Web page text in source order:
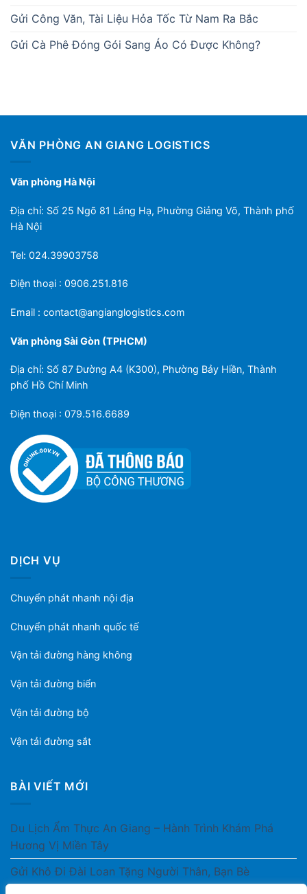
Gửi Công Văn, Tài Liệu Hỏa Tốc Từ Nam Ra Bắc
Gửi Cà Phê Đóng Gói Sang Áo Có Được Không?
VĂN PHÒNG AN GIANG LOGISTICS
Văn phòng Hà Nội
Địa chỉ: Số 25 Ngõ 81 Láng Hạ, Phường Giảng Võ, Thành phố
Hà Nội
Tel: 024.39903758
Điện thoại : 0906.251.816
Email : contact@angianglogistics.com
Văn phòng Sài Gòn (TPHCM)
Địa chỉ: Số 87 Đường A4 (K300), Phường Bảy Hiền, Thành
phố Hồ Chí Minh
Điện thoại : 079.516.6689
DỊCH VỤ
Chuyển phát nhanh nội địa
Chuyển phát nhanh quốc tế
Vận tải đường hàng không
Vận tải đường biển
Vận tải đường bộ
Vận tải đường sắt
BÀI VIẾT MỚI
Du Lịch Ẩm Thực An Giang – Hành Trình Khám Phá
Hương Vị Miền Tây
Gửi Khô Đi Đài Loan Tặng Người Thân, Bạn Bè